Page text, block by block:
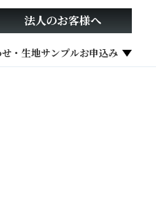
・生地サンプルお申込み
法人のお客様へ